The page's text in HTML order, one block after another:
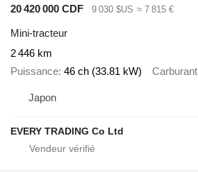
20 420 000 CDF
9 030 $US ≈ 7 815 €
Mini-tracteur
2 446 km
Puissance 46 ch (33.81 kW) Carburant
Japon
EVERY TRADING Co Ltd